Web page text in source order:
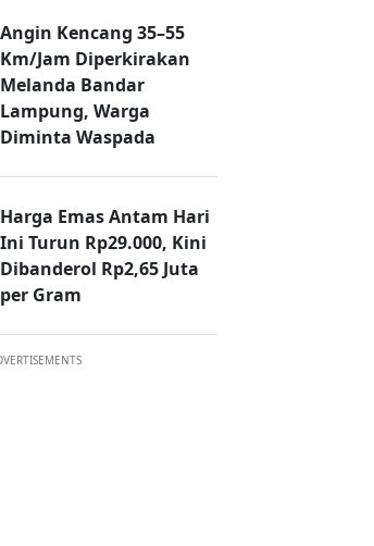
Angin Kencang 35–55
Km/Jam Diperkirakan
Melanda Bandar
Lampung, Warga
Diminta Waspada
Harga Emas Antam Hari
Ini Turun Rp29.000, Kini
Dibanderol Rp2,65 Juta
per Gram